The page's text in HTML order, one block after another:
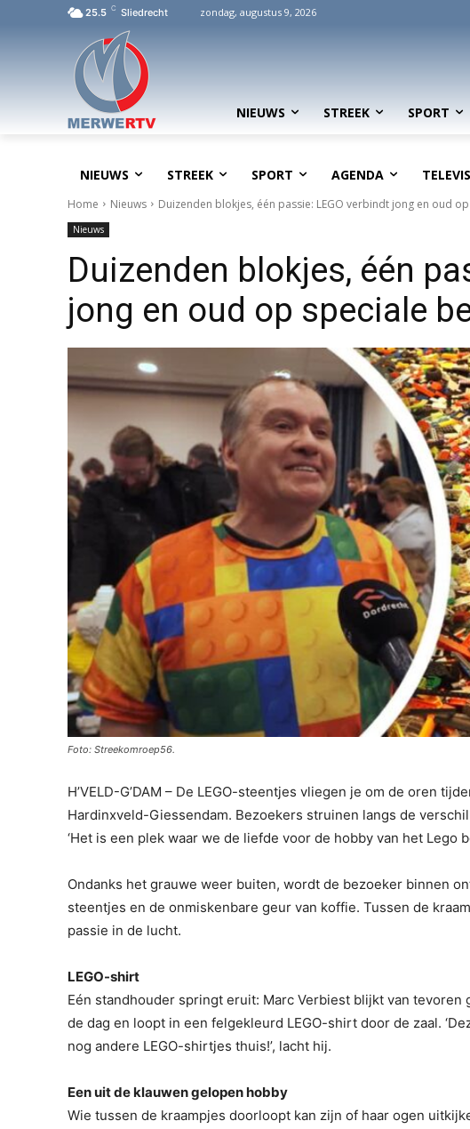
25.5 C Sliedrecht zondag, augustus 9, 2026
NIEUWS STREEK SPORT
NIEUWS STREEK SPORT AGENDA
Home Nieuws Duizenden blokjes, één passie: LEGO verbindt jong en oud
Nieuws
Duizenden blokjes, één
jong en oud op speciale
Foto: Streekomroep56.
H’VELD-G’DAM – De LEGO-steentjes vliegen je om de oren
Hardinxveld-Giessendam. Bezoekers struinen langs de
‘Het is een plek waar we de liefde voor de hobby van het Lego
Ondanks het grauwe weer buiten, wordt de bezoeker binnen
steentjes en de onmiskenbare geur van koffie. Tussen de
passie in de lucht.
LEGO-shirt
Eén standhouder springt eruit: Marc Verbiest blijkt van
de dag en loopt in een felgekleurd LEGO-shirt door de zaal.
nog andere LEGO-shirtjes thuis!’, lacht hij.
Een uit de klauwen gelopen hobby
Wie tussen de kraampjes doorloopt kan zijn of haar ogen